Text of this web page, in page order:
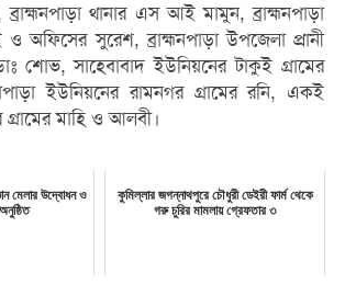
থানার এস আই মামুন, ব্রাহ্মনপাড়া
সুরেশ, ব্রাহ্মনপাড়া উপজেলা প্রানী
শোভ, সাহেবাবাদ ইউনিয়নের টাকুই গ্রামের
ইউনিয়নের রামনগর গ্রামের রনি, একই
মাহি ও আলবী।
মেলার উদ্বোধন ও
কুমিল্লার জগন্নাথপুরে চৌধুরী ডেইরী ফার্ম থেকে
গরু চুরির মামলায় গ্রেফতার ৩